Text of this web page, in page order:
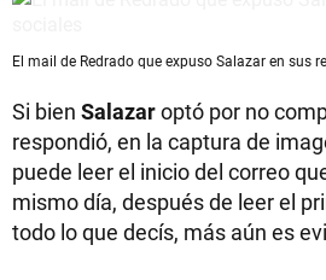
El mail de Redrado que expuso Salazar en sus
Si bien Salazaroptó por no
respondió, en la captura de
puede leer el inicio del correo
mismo día, después de leer el
todo lo que decís, más aún es